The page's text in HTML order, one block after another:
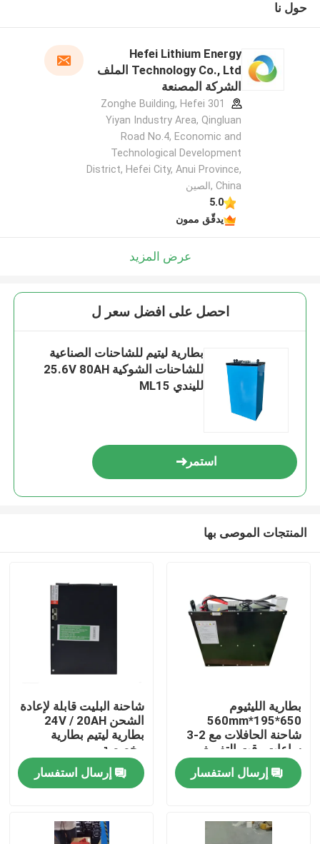
بيت
حول نا
Hefei Lithium Energy
Technology Co., Ltd الملف
الشركة المصنعة
301 Zonghe Building, Hefei
Yiyan Industry Area, Qingluan
Road No.4, Economic and
Technological Development
District, Hefei City, Anui Province,
China ,الصين
5.0
يدقّق ممون
عرض المزيد
احصل على افضل سعر ل
بطارية ليتيم للشاحنات الصناعية
للشاحنات الشوكية 25.6V 80AH
لليندي ML15
استمر
المنتجات الموصى بها
بطارية الليثيوم
650*195*560mm
شاحنة الحافلات مع 2-3
ساعات وقت التفريغ
للعمليات
إرسال استفسار
شاحنة البليت قابلة لإعادة
الشحن 24V / 20AH
بطارية ليتيم بطارية
مخصصة
إرسال استفسار